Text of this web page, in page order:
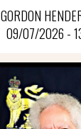
GORDON
09/07/2026 -